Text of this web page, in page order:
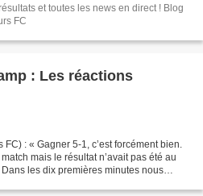
et toutes les news en direct ! Blog
FC
: Les réactions
: « Gagner 5-1, c’est forcément bien.
mais le résultat n’avait pas été au
les dix premières minutes nous